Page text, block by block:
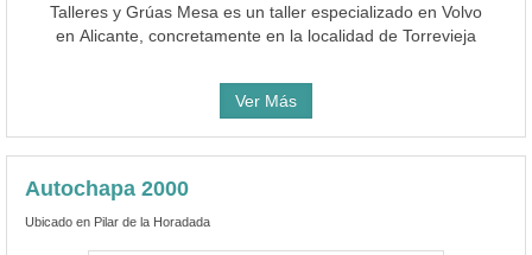
Talleres y Grúas Mesa es un taller especializado en Volvo
en Alicante, concretamente en la localidad de Torrevieja
Ver Más
Autochapa 2000
Ubicado en Pilar de la Horadada